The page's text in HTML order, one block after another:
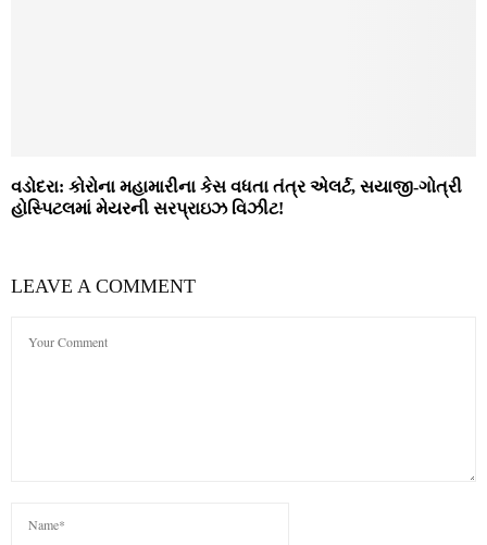
વડોદરા: કોરોના મહામારીના કેસ વધતા તંત્ર એલર્ટ, સયાજી-ગોત્રી
હોસ્પિટલમાં મેયરની સરપ્રાઇઝ વિઝીટ!
LEAVE A COMMENT